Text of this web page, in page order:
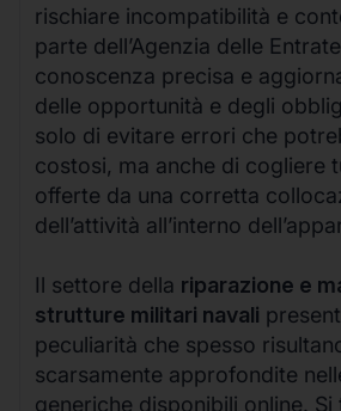
rischiare incompatibilità e
parte dell’Agenzia delle
conoscenza precisa e
delle opportunità e degli
solo di evitare errori che
costosi, ma anche di cogliere
offerte da una corretta
dell’attività all’interno
Il settore della riparazione e
strutture militari navali
peculiarità che spesso
scarsamente approfondite
generiche disponibili online. Si